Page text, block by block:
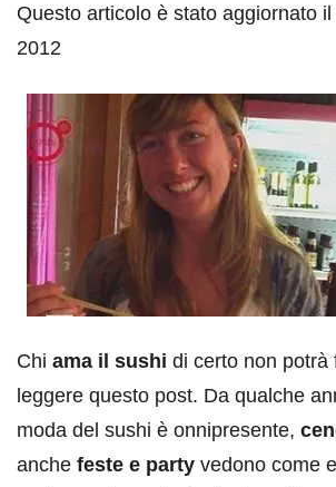
Questo articolo è stato aggiornato
2012
Chi ama il sushi di certo non potrà
leggere questo post. Da qualche
moda del sushi è onnipresente,
anche feste e party vedono come